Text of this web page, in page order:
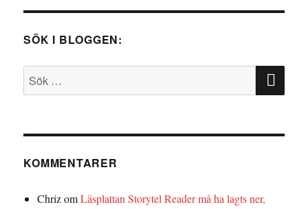
SÖK I BLOGGEN:
Sök
efter:
SÖK
KOMMENTARER
ChrizomLäsplattan Storytel Reader må ha lagts ner,